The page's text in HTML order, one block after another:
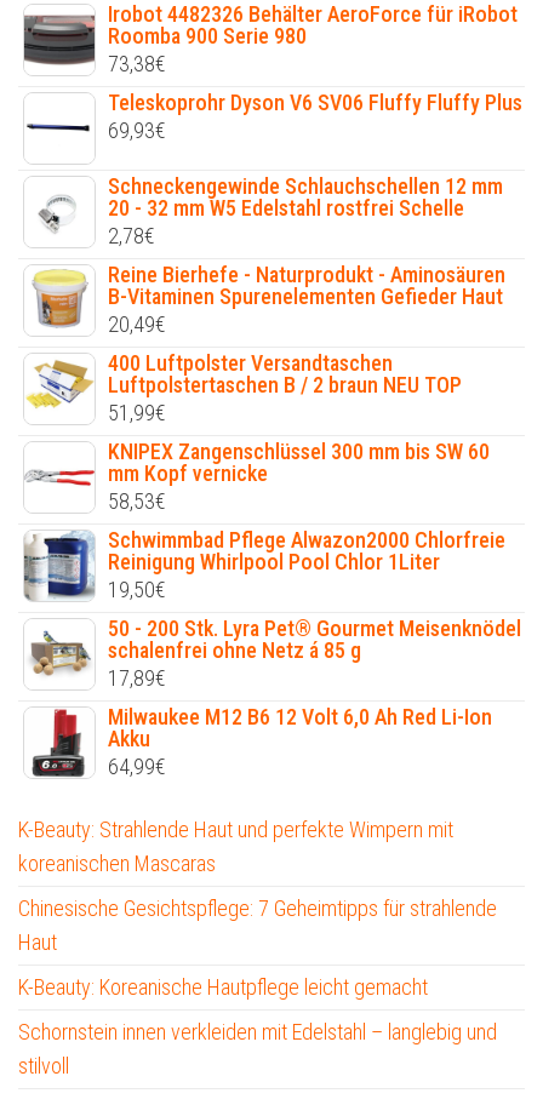
Irobot 4482326 Behälter AeroForce für iRobot
Roomba 900 Serie 980
73,38€
Teleskoprohr Dyson V6 SV06 Fluffy Fluffy Plus
69,93€
Schneckengewinde Schlauchschellen 12 mm
20 - 32 mm W5 Edelstahl rostfrei Schelle
2,78€
Reine Bierhefe - Naturprodukt - Aminosäuren
B-Vitaminen Spurenelementen Gefieder Haut
20,49€
400 Luftpolster Versandtaschen
Luftpolstertaschen B / 2 braun NEU TOP
51,99€
KNIPEX Zangenschlüssel 300 mm bis SW 60
mm Kopf vernicke
58,53€
Schwimmbad Pflege Alwazon2000 Chlorfreie
Reinigung Whirlpool Pool Chlor 1Liter
19,50€
50 - 200 Stk. Lyra Pet® Gourmet Meisenknödel
schalenfrei ohne Netz á 85 g
17,89€
Milwaukee M12 B6 12 Volt 6,0 Ah Red Li-Ion
Akku
64,99€
K-Beauty: Strahlende Haut und perfekte Wimpern mit
koreanischen Mascaras
Chinesische Gesichtspflege: 7 Geheimtipps für strahlende
Haut
K-Beauty: Koreanische Hautpflege leicht gemacht
Schornstein innen verkleiden mit Edelstahl – langlebig und
stilvoll